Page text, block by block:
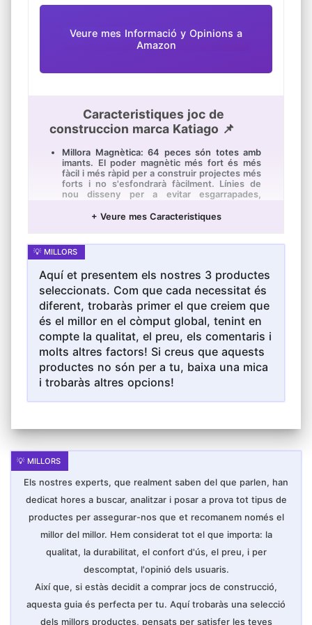
els blocs de construcció, porti-ho a
experimentar una experiència de joc diferent,
Veure mes Informació y Opinions a
Amazon
Caracteristiques joc de
construccion marca Katiago 📌
Millora Magnètica: 64 peces són totes amb
imants. El poder magnètic més fort és més
fàcil i més ràpid per a construir projectes més
forts i no s'esfondrarà fàcilment. Línies de
nou disseny per a evitar esgarrapades,
superfície llisa
nens, són segurs i duradors, aprenen a
utilitzar una varietat de formes geomètriques
per a combinar, i els ajuden a desenvolupar el
color i la forma de cognició, incloent-hi les
formes 3D i les polaritats magnètiques i el
disseny arquitectònic a una edat primerenca.
Segur i Durador: Fet de plàstic ABS importat i
material magnètic segur. La superfície llisa i el
disseny de les vores arrodonides no ratllen ni
danyen les mans. Utilitzant el procés de
soldadura per ultrasons per a assegurar una
millor estanquitat, clips en les vores per a
una doble protecció i l'imant no caurà
termini.blocs magnètics nens són fàcils de
el sentit de l'espai tridimensional del seu fill.
de colors i formes, la creativitat i la
imaginació, la practicitat i les habilitats de
preescolar. Ideal per a famílies, jardins
d'infància, guarderies, preescolars, etc. Un
gran regal per a passar temps de qualitat
amb els seus sers estimats, ideal per a nens
de joguines de construcció magnètics i fullet
d'idees inclosos, compatibles amb altres
taulells de grandària similar, recomanats per a
edats de 3 anys d'ara endavant. El millor
+ Veure mes Caracteristiques
Aquí et presentem els nostres 3 productes
seleccionats. Com que cada necessitat és
diferent, trobaràs primer el que creiem que
és el millor en el còmput global, tenint en
compte la qualitat, el preu, els comentaris i
molts altres factors! Si creus que aquests
productes no són per a tu, baixa una mica
i trobaràs altres opcions!
Els nostres experts, que realment saben del que parlen, han
dedicat hores a buscar, analitzar i posar a prova tot tipus de
productes per assegurar-nos que et recomanem només el
millor del millor. Hem considerat tot el que importa: la
qualitat, la durabilitat, el confort d'ús, el preu, i per
descomptat, l'opinió dels usuaris.
Així que, si estàs decidit a comprar jocs de construcció,
aquesta guia és perfecta per tu. Aquí trobaràs una selecció
dels millors productes, pensats per satisfer les teves